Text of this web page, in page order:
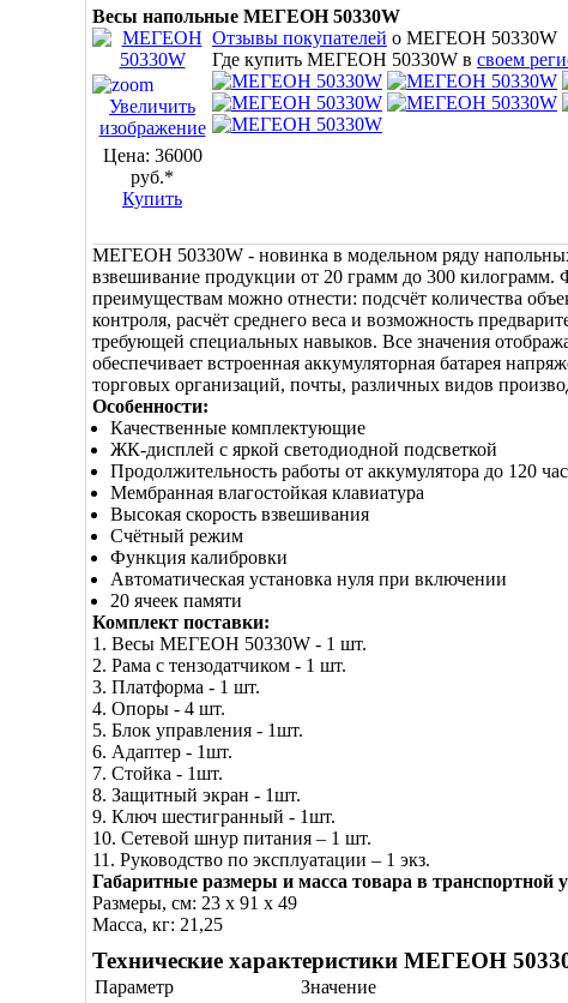
Весы напольные МЕГЕОН 50330W
Увеличить
изображение
Цена: 36000
руб.*
Купить
Отзывы покупателей о МЕГЕОН 50330W
Где купить МЕГЕОН 50330W в своем
МЕГЕОН 50330W - новинка в модельном ряду
взвешивание продукции от 20 грамм до 300
преимуществам можно отнести: подсчёт количества
контроля, расчёт среднего веса и возможность
требующей специальных навыков. Все значения
обеспечивает встроенная аккумуляторная батарея
торговых организаций, почты, различных видов
Особенности:
Качественные комплектующие
ЖК-дисплей с яркой светодиодной подсветкой
Продолжительность работы от аккумулятора до 120
Мембранная влагостойкая клавиатура
Высокая скорость взвешивания
Счётный режим
Функция калибровки
Автоматическая установка нуля при включении
20 ячеек памяти
Комплект поставки:
1. Весы МЕГЕОН 50330W - 1 шт.
2. Рама с тензодатчиком - 1 шт.
3. Платформа - 1 шт.
4. Опоры - 4 шт.
5. Блок управления - 1шт.
6. Адаптер - 1шт.
7. Стойка - 1шт.
8. Защитный экран - 1шт.
9. Ключ шестигранный - 1шт.
10. Сетевой шнур питания – 1 шт.
11. Руководство по эксплуатации – 1 экз.
Габаритные размеры и масса товара в транспортной
Размеры, см: 23 x 91 x 49
Масса, кг: 21,25
Технические характеристики МЕГЕОН
Параметр
Значение